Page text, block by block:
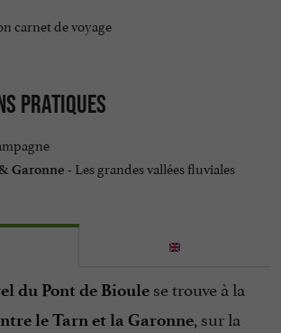
carnet de voyage
pratiques
Garonne - Les grandes vallées fluviales
du Pont de Bioule se trouve à la
le Tarn et la Garonne, sur la